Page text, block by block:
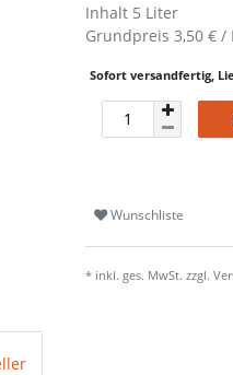
Inhalt 5 Liter
Grundpreis3,50 € /
Sofort versandfertig,
Wunschliste
* inkl. ges. MwSt. zzgl.